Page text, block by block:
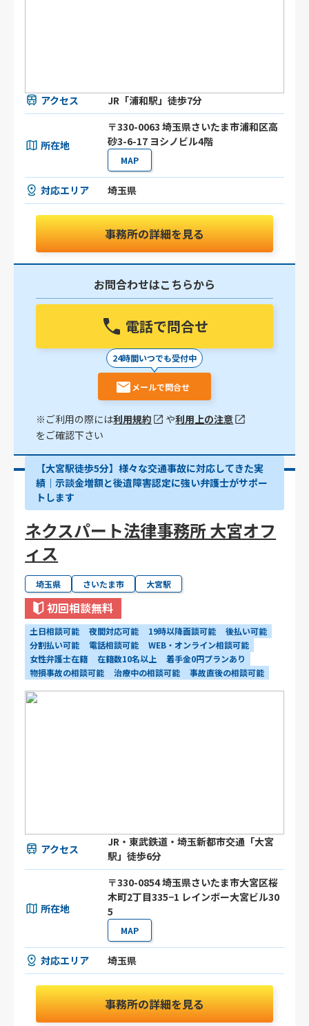
アクセス JR「浦和駅」徒歩7分
所在地
〒330-0063 埼玉県さいたま市浦和区高
砂3-6-17 ヨシノビル4階
MAP
対応エリア 埼玉県
事務所の詳細を見る
お問合わせはこちらから
電話で問合せ
24時間いつでも受付中
メールで問合せ
※ご利用の際には利用規約 や利用上の注意
をご確認下さい
【大宮駅徒歩5分】様々な交通事故に対応してきた実
績｜示談金増額と後遺障害認定に強い弁護士がサポー
トします
ネクスパート法律事務所 大宮オフ
ィス
埼玉県 さいたま市 大宮駅
初回相談無料
土日相談可能 夜間対応可能 19時以降面談可能
後払い可能
分割払い可能
電話相談可能
WEB・オンライン相談可能
女性弁護士在籍
在籍数10名以上
着手金0円プランあり
物損事故の相談可能
治療中の相談可能 事故直後の相談可能
アクセス
JR・東武鉄道・埼玉新都市交通「大宮
駅」徒歩6分
所在地
〒330-0854 埼玉県さいたま市大宮区桜
木町2丁目335−1 レインボー大宮ビル30
5
MAP
対応エリア 埼玉県
事務所の詳細を見る